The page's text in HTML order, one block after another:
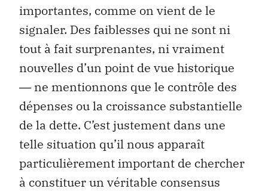
importantes, comme on vient de le
signaler. Des faiblesses qui ne sont ni
tout à fait surprenantes, ni vraiment
nouvelles d’un point de vue historique
― ne mentionnons que le contrôle des
dépenses ou la croissance substantielle
de la dette. C’est justement dans une
telle situation qu’il nous apparaît
particulièrement important de chercher
à constituer un véritable consensus